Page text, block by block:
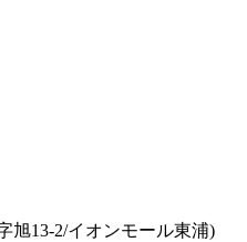
旭13-2/イオンモール東浦)